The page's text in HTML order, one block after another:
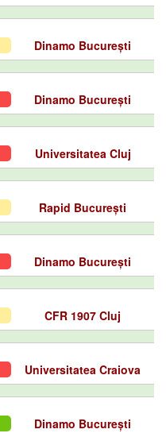
Dinamo București
Dinamo București
Universitatea Cluj
Rapid București
Dinamo București
CFR 1907 Cluj
Universitatea Craiova
Dinamo București